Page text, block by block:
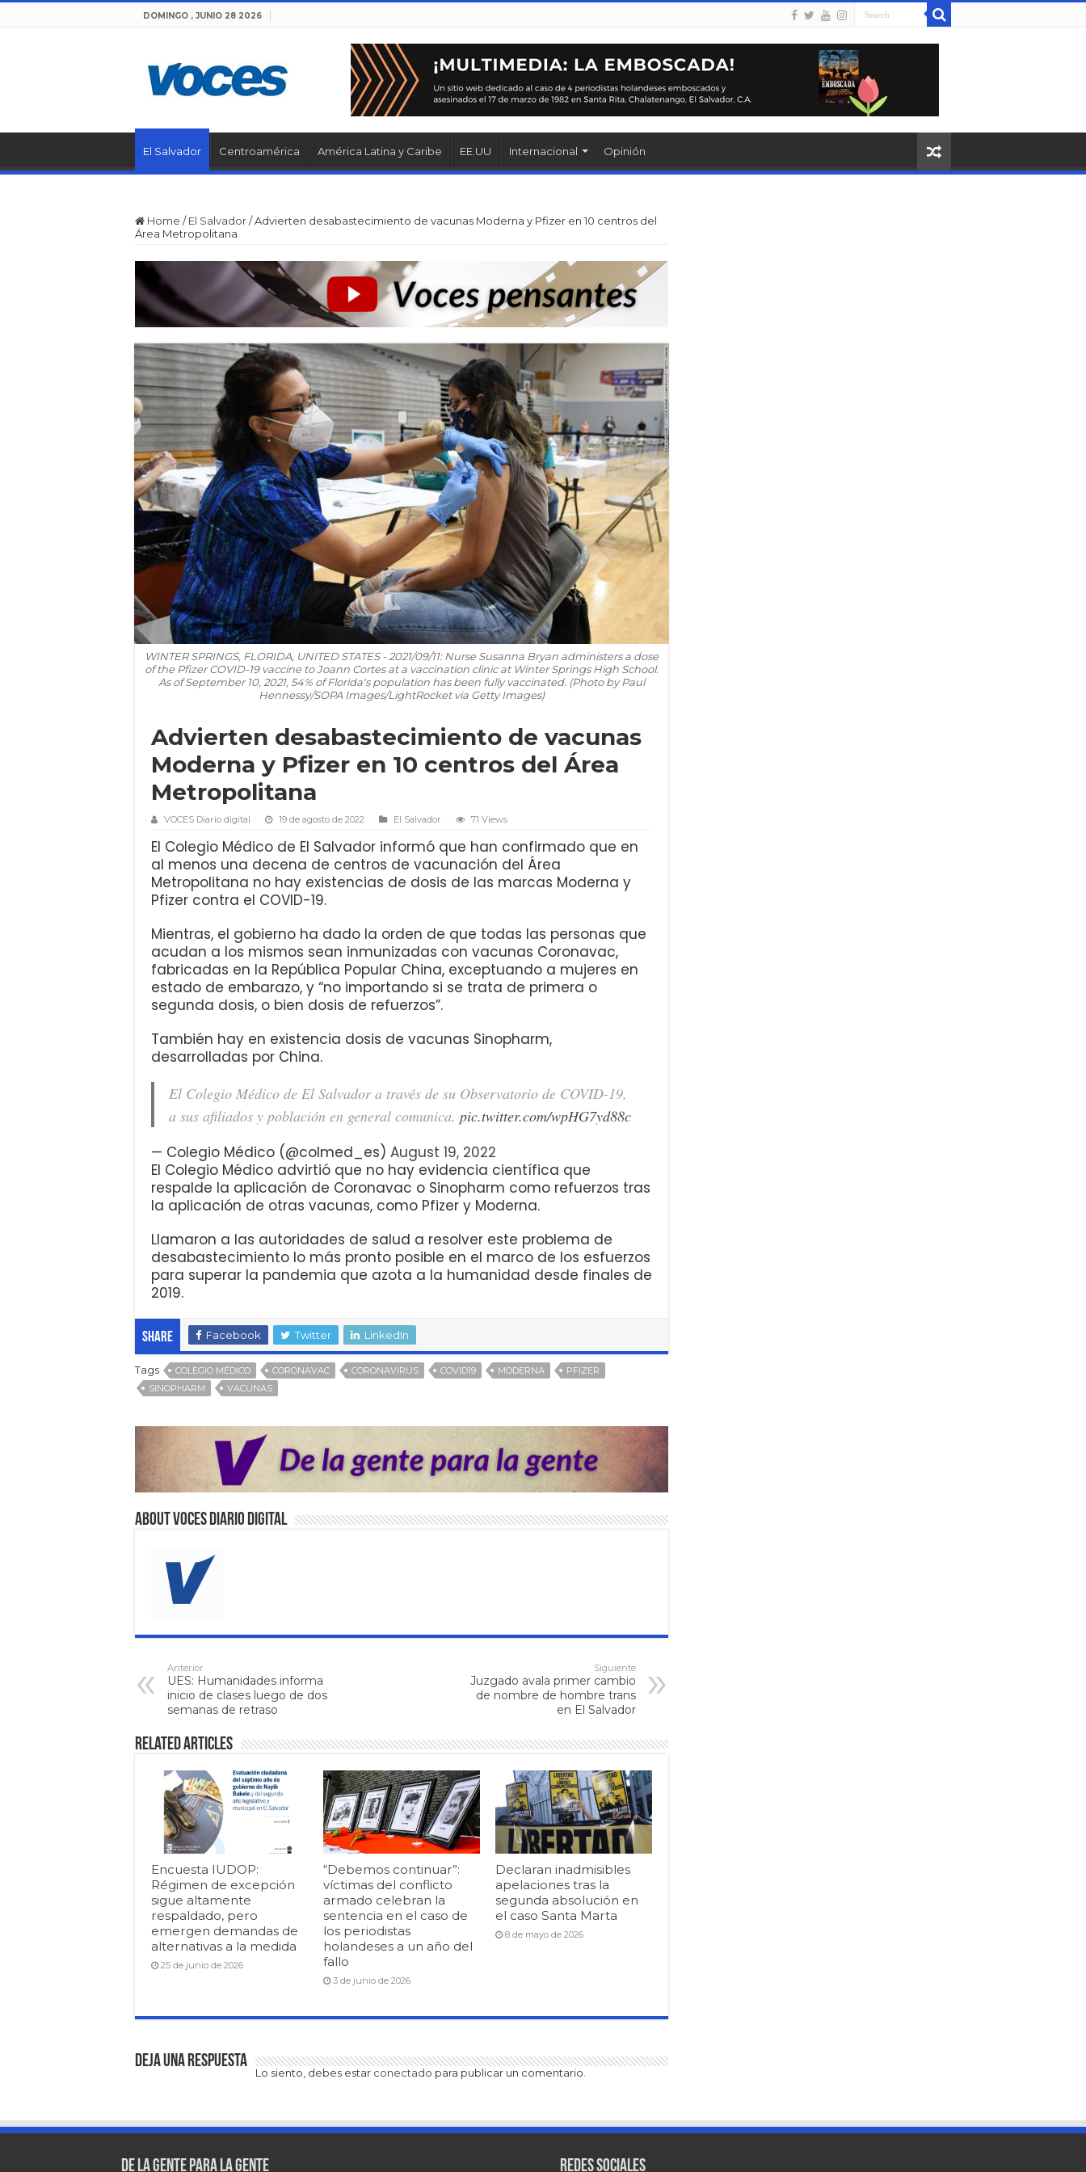
DOMINGO , JUNIO 28 2026
El Salvador Centroamérica América Latina y Caribe EE.UU Internacional Opinión
Home / El Salvador/Advierten desabastecimiento de vacunas Moderna y Pfizer en 10 centros del
Área Metropolitana
WINTER SPRINGS, FLORIDA, UNITED STATES - 2021/09/11: Nurse Susanna Bryan administers a dose
of the Pfizer COVID-19 vaccine to Joann Cortes at a vaccination clinic at Winter Springs High School.
As of September 10, 2021, 54% of Florida's population has been fully vaccinated. (Photo by Paul
Hennessy/SOPA Images/LightRocket via Getty Images)
Advierten desabastecimiento de vacunas
Moderna y Pfizer en 10 centros del Área
Metropolitana
VOCES Diario digital 19 de agosto de 2022 El Salvador 71 Views
El Colegio Médico de El Salvador informó que han confirmado que en
al menos una decena de centros de vacunación del Área
Metropolitana no hay existencias de dosis de las marcas Moderna y
Pfizer contra el COVID-19.
Mientras, el gobierno ha dado la orden de que todas las personas que
acudan a los mismos sean inmunizadas con vacunas Coronavac,
fabricadas en la República Popular China, exceptuando a mujeres en
estado de embarazo, y “no importando si se trata de primera o
segunda dosis, o bien dosis de refuerzos”.
También hay en existencia dosis de vacunas Sinopharm,
desarrolladas por China.
El Colegio Médico de El Salvador a través de su Observatorio de COVID-19,
a sus afiliados y población en general comunica. pic.twitter.com/wpHG7yd88c
— Colegio Médico (@colmed_es) August 19, 2022
El Colegio Médico advirtió que no hay evidencia científica que
respalde la aplicación de Coronavac o Sinopharm como refuerzos tras
la aplicación de otras vacunas, como Pfizer y Moderna.
Llamaron a las autoridades de salud a resolver este problema de
desabastecimiento lo más pronto posible en el marco de los esfuerzos
para superar la pandemia que azota a la humanidad desde finales de
2019.
Share Facebook Twitter LinkedIn
Tags COLEGIO MÉDICO CORONAVAC CORONAVIRUS COVID19 MODERNA
PFIZER
SINOPHARM
VACUNAS
About VOCES Diario digital
Anterior
UES: Humanidades informa
inicio de clases luego de dos
semanas de retraso
Siguiente
Juzgado avala primer cambio
de nombre de hombre trans
en El Salvador
Related Articles
Encuesta IUDOP:
Régimen de excepción
sigue altamente
respaldado, pero
emergen demandas de
alternativas a la medida
25 de junio de 2026
“Debemos continuar”:
víctimas del conflicto
armado celebran la
sentencia en el caso de
los periodistas
holandeses a un año del
fallo
3 de junio de 2026
Declaran inadmisibles
apelaciones tras la
segunda absolución en
el caso Santa Marta
8 de mayo de 2026
Deja una respuesta
Lo siento, debes estar conectado para publicar un comentario.
De la gente para la gente Redes sociales